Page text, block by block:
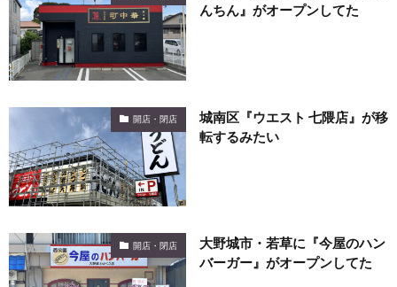
んちん』がオープンしてた
開店・閉店
城南区『ウエスト 七隈店』が移
転するみたい
開店・閉店
大野城市・若草に『今屋のハン
バーガー』がオープンしてた